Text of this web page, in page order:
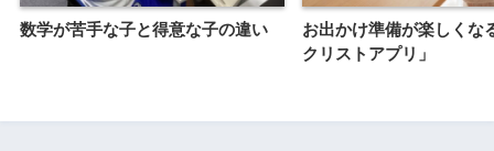
数学が苦手な子と得意な子の違い
お出かけ準備が楽しくな
クリストアプリ」